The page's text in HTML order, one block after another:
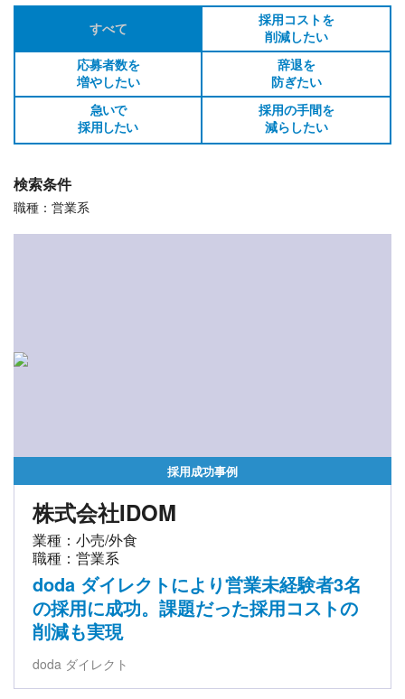
すべて
採用コストを
削減したい
応募者数を
増やしたい
辞退を
防ぎたい
急いで
採用したい
採用の手間を
減らしたい
検索条件
職種：営業系
採用成功事例
株式会社IDOM
業種：小売/外食
職種：営業系
doda ダイレクトにより営業未経験者3名
の採用に成功。課題だった採用コストの
削減も実現
doda ダイレクト